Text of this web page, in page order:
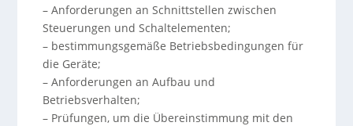
– Anforderungen an Schnittstellen zwischen
Steuerungen und Schaltelementen;
– bestimmungsgemäße Betriebsbedingungen für
die Geräte;
– Anforderungen an Aufbau und
Betriebsverhalten;
– Prüfungen, um die Übereinstimmung mit den